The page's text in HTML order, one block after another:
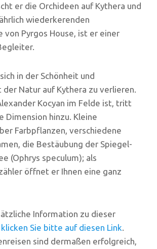
er die Orchideen auf Kythera und
wiederkerenden
von Pyrgos House, ist er einer
in der Schönheit und
Natur auf Kythera zu verlieren.
Kocyan im Felde ist, tritt
Dimension hinzu. Kleine
Farbpflanzen, verschiedene
die Bestäubung der Spiegel-
(Ophrys speculum); als
öffnet er Ihnen eine ganz
Information zu dieser
klicken Sie bitte auf diesen Link
sind dermaßen erfolgreich,